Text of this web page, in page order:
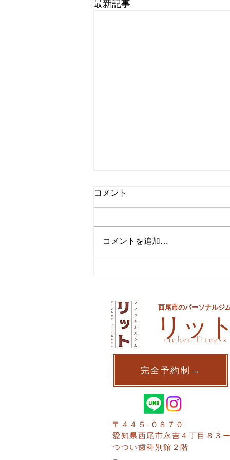
最新記事
コメント
コメントを追加…
​リット
西尾市のパーソナルジ
richer fitness
〒４４５−０８７０
愛知県西尾市​永吉４丁目８３
つつい歯科別館２階
完全予約制→